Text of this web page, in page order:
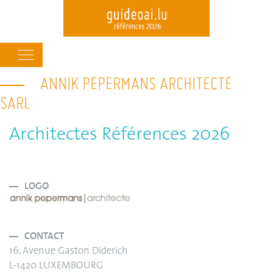
Skip
to
navigation
ANNIK PEPERMANS ARCHITECTE
SARL
Architectes Références 2026
LOGO
CONTACT
16, Avenue Gaston Diderich
L-1420 LUXEMBOURG